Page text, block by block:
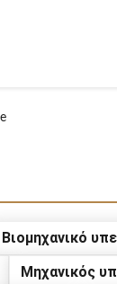
Βιομηχανικό
Μηχανικός